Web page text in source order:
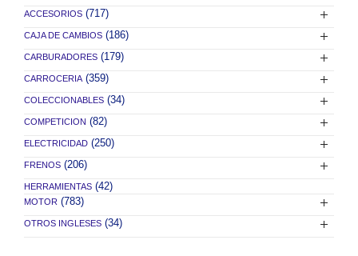
ACCESORIOS (717)
CAJA DE CAMBIOS (186)
CARBURADORES (179)
CARROCERIA (359)
COLECCIONABLES (34)
COMPETICION (82)
ELECTRICIDAD (250)
FRENOS (206)
HERRAMIENTAS (42)
MOTOR (783)
OTROS INGLESES (34)